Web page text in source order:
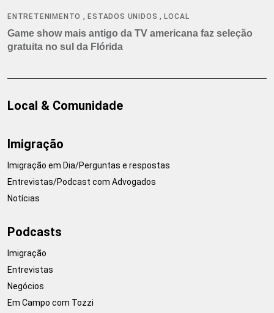
ENTRETENIMENTO ,ESTADOS UNIDOS ,LOCAL
Game show mais antigo da TV americana faz seleção
gratuita no sul da Flórida
Local & Comunidade
Imigração
Imigração em Dia/Perguntas e respostas
Entrevistas/Podcast com Advogados
Notícias
Podcasts
Imigração
Entrevistas
Negócios
Em Campo com Tozzi